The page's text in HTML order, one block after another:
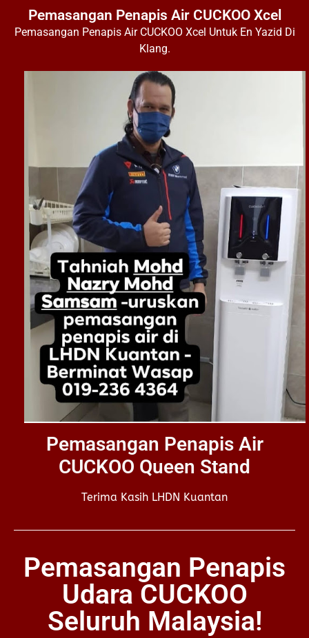
Pemasangan Penapis Air CUCKOO Xcel
Pemasangan Penapis Air CUCKOO Xcel Untuk En Yazid Di
Klang.
Pemasangan Penapis Air
CUCKOO Queen Stand
Terima Kasih LHDN Kuantan
Pemasangan Penapis
Udara CUCKOO
Seluruh Malaysia!